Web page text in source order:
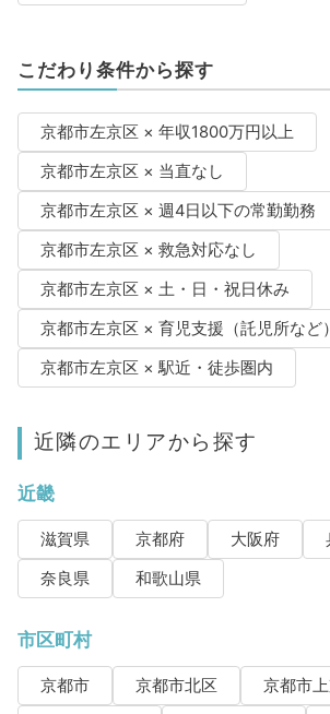
こだわり条件から探す
京都市左京区 × 年収1800万円以上
京都市左京区 × 当直なし
京都市左京区 × 週4日以下の常勤勤務
京都市左京区 × 救急対応なし
京都市左京区 × 土・日・祝日休み
京都市左京区 × 育児支援（託児所など）
京都市左京区 × 駅近・徒歩圏内
近隣のエリアから探す
近畿
滋賀県 京都府 大阪府
奈良県
和歌山県
市区町村
京都市 京都市北区
京都市